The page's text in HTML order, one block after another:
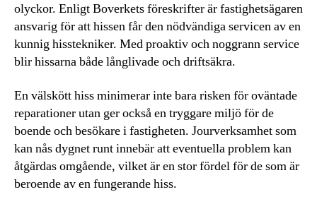
olyckor. Enligt Boverkets föreskrifter är fastighetsägaren
ansvarig för att hissen får den nödvändiga servicen av en
kunnig hisstekniker. Med proaktiv och noggrann service
blir hissarna både långlivade och driftsäkra.
En välskött hiss minimerar inte bara risken för oväntade
reparationer utan ger också en tryggare miljö för de
boende och besökare i fastigheten. Jourverksamhet som
kan nås dygnet runt innebär att eventuella problem kan
åtgärdas omgående, vilket är en stor fördel för de som är
beroende av en fungerande hiss.